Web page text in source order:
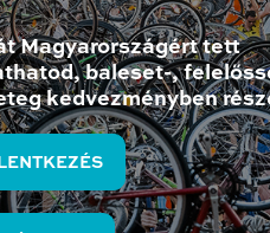
Magyarországért tett
baleset-,
kedvezményben